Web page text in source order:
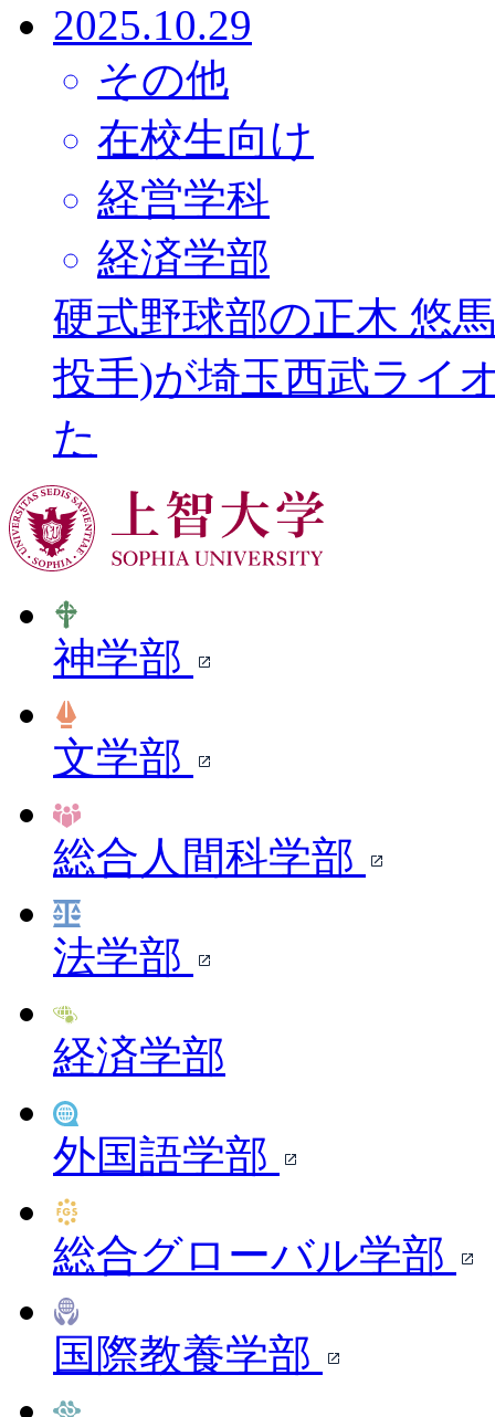
2025.10.29
その他
在校生向け
経営学科
経済学部
硬式野球部の正木 悠
投手)が埼玉西武ライ
た
神学部
文学部
総合人間科学部
法学部
経済学部
外国語学部
総合グローバル学部
国際教養学部